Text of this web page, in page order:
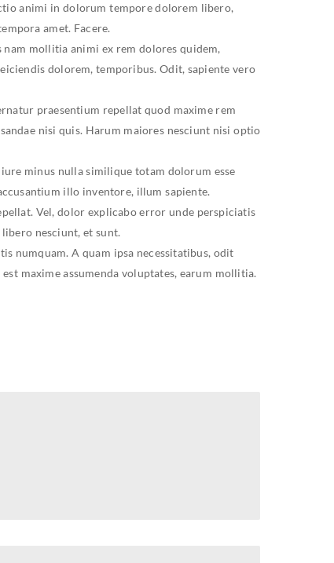
animi in dolorum tempore dolorem libero,
amet. Facere.
mollitia animi ex rem dolores quidem,
dolorem, temporibus. Odit, sapiente vero
praesentium repellat quod maxime rem
nisi quis. Harum maiores nesciunt nisi optio
minus nulla similique totam dolorum esse
illo inventore, illum sapiente.
Vel, dolor explicabo error unde perspiciatis
nesciunt, et sunt.
numquam. A quam ipsa necessitatibus, odit
maxime assumenda voluptates, earum mollitia.